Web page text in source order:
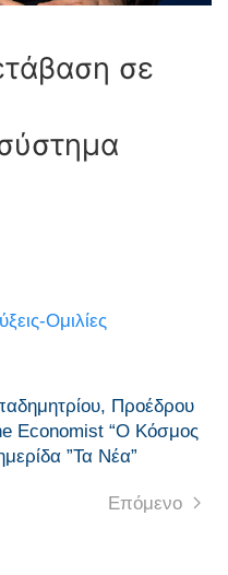
σε
Ομιλίες
Προέδρου
Economist “Ο Κόσμος
”Τα Νέα”
Επόμενο